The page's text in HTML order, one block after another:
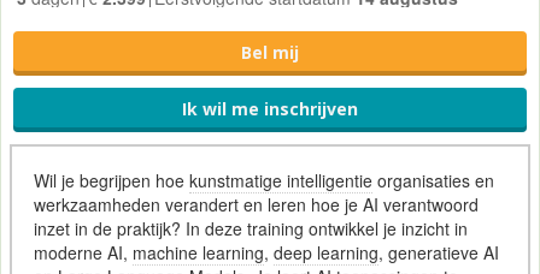
Bel mij
Ik wil me inschrijven
Wil je begrijpen hoe kunstmatige intelligentieorganisaties en
werkzaamheden verandert en leren hoe je AI verantwoord
inzet in de praktijk? In deze training ontwikkel je inzicht in
moderne AI, machine learning, deep learning, generatieve AI